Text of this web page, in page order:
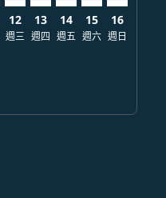
12
週三
13
週四
14
週五
15
週六
16
週日